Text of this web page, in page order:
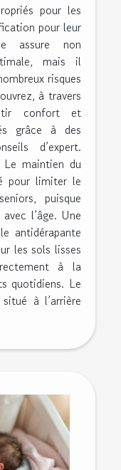
pour les
pour leur
assure non
mais il
risques
à travers
confort et
grâce à des
d’expert.
maintien du
pour limiter le
puisque
l’âge. Une
antidérapante
les sols lisses
à la
quotidiens. Le
à l’arrière